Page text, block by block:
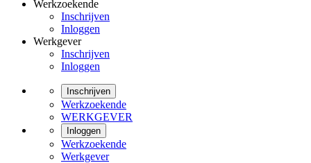
Werkzoekende
Inschrijven
Inloggen
Werkgever
Inschrijven
Inloggen
Inschrijven
Werkzoekende
WERKGEVER
Inloggen
Werkzoekende
Werkgever